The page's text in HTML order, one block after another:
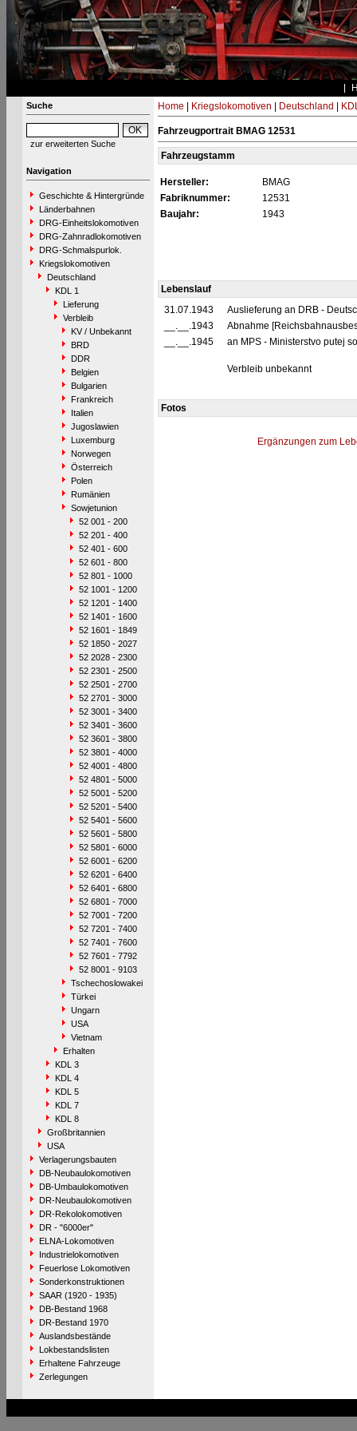
Suche
zur erweiterten Suche
Navigation
Geschichte & Hintergründe
Länderbahnen
DRG-Einheitslokomotiven
DRG-Zahnradlokomotiven
DRG-Schmalspurlok.
Kriegslokomotiven
Deutschland
KDL 1
Lieferung
Verbleib
KV / Unbekannt
BRD
DDR
Belgien
Bulgarien
Frankreich
Italien
Jugoslawien
Luxemburg
Norwegen
Österreich
Polen
Rumänien
Sowjetunion
52 001 - 200
52 201 - 400
52 401 - 600
52 601 - 800
52 801 - 1000
52 1001 - 1200
52 1201 - 1400
52 1401 - 1600
52 1601 - 1849
52 1850 - 2027
52 2028 - 2300
52 2301 - 2500
52 2501 - 2700
52 2701 - 3000
52 3001 - 3400
52 3401 - 3600
52 3601 - 3800
52 3801 - 4000
52 4001 - 4800
52 4801 - 5000
52 5001 - 5200
52 5201 - 5400
52 5401 - 5600
52 5601 - 5800
52 5801 - 6000
52 6001 - 6200
52 6201 - 6400
52 6401 - 6800
52 6801 - 7000
52 7001 - 7200
52 7201 - 7400
52 7401 - 7600
52 7601 - 7792
52 8001 - 9103
Tschechoslowakei
Türkei
Ungarn
USA
Vietnam
Erhalten
KDL 3
KDL 4
KDL 5
KDL 7
KDL 8
Großbritannien
USA
Verlagerungsbauten
DB-Neubaulokomotiven
DB-Umbaulokomotiven
DR-Neubaulokomotiven
DR-Rekolokomotiven
DR - "6000er"
ELNA-Lokomotiven
Industrielokomotiven
Feuerlose Lokomotiven
Sonderkonstruktionen
SAAR (1920 - 1935)
DB-Bestand 1968
DR-Bestand 1970
Auslandsbestände
Lokbestandslisten
Erhaltene Fahrzeuge
Zerlegungen
Home Kriegslokomotiven Deutschland
Fahrzeugportrait BMAG 12531
Fahrzeugstamm
Hersteller:
BMAG
Fabriknummer:
12531
Baujahr:
1943
Lebenslauf
31.07.1943
Auslieferung an DRB -
__.__.1943
Abnahme
__.__.1945
an MPS - Ministerstvo putej
Verbleib unbekannt
Fotos
Ergänzungen zum